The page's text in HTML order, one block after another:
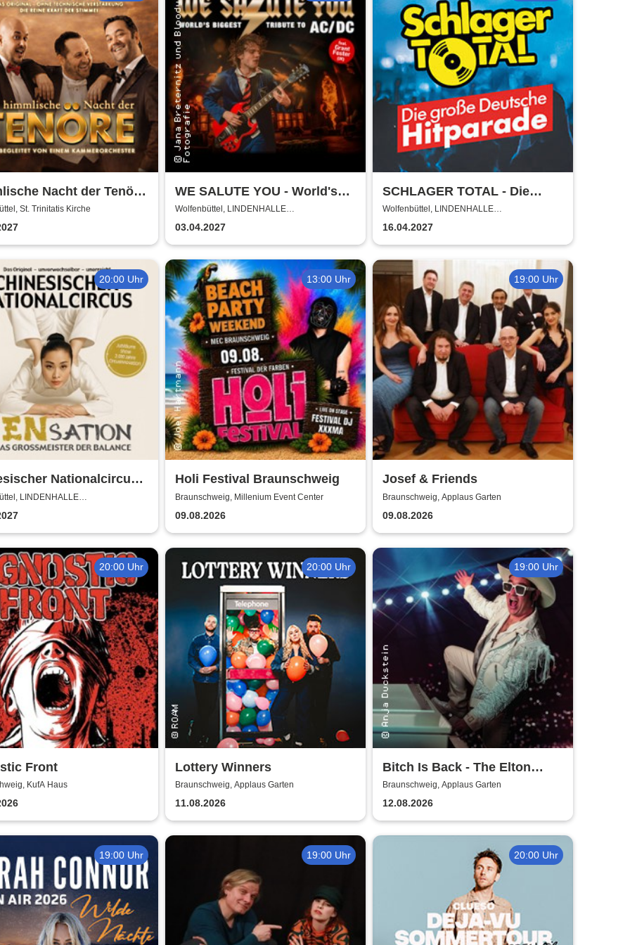
Nacht der Tenöre
- Live und ohne
Verstärkung
St. Trinitatis Kirche
WE SALUTE YOU - World's
biggest Tribute to AC/DC
Wolfenbüttel, LINDENHALLE
WOLFENBÜTTEL
03.04.2027
SCHLAGER TOTAL - Die
große deutsche Hitparade
Wolfenbüttel, LINDENHALLE
WOLFENBÜTTEL
16.04.2027
20:00 Uhr
Nationalcircus -
- Chinas
der Balance
LINDENHALLE
13:00 Uhr
Holi Festival Braunschweig
Braunschweig, Millenium Event Center
09.08.2026
19:00 Uhr
Josef & Friends
Braunschweig, Applaus Garten
09.08.2026
20:00 Uhr
Front
KufA Haus
20:00 Uhr
Lottery Winners
Braunschweig, Applaus Garten
11.08.2026
19:00 Uhr
Bitch Is Back - The Elton
John Show
Braunschweig, Applaus Garten
12.08.2026
19:00 Uhr 19:00 Uhr 20:00 Uhr